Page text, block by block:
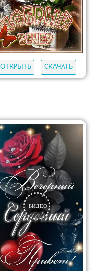
ОТКРЫТЬ СКАЧАТЬ